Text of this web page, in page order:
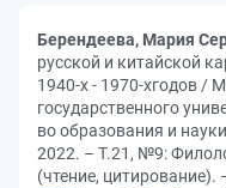
Берендеева, Мария
русской и китайской
1940-х - 1970-хгодов /
государственного
во образования и
2022. – Т.21, №9:
(чтение, цитирование).